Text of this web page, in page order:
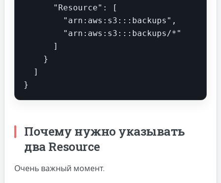
      "Resource": [
        "arn:aws:s3:::backups",
        "arn:aws:s3:::backups/*"
      ]
    }
  ]
}
Почему нужно указывать
два Resource
Очень важный момент.